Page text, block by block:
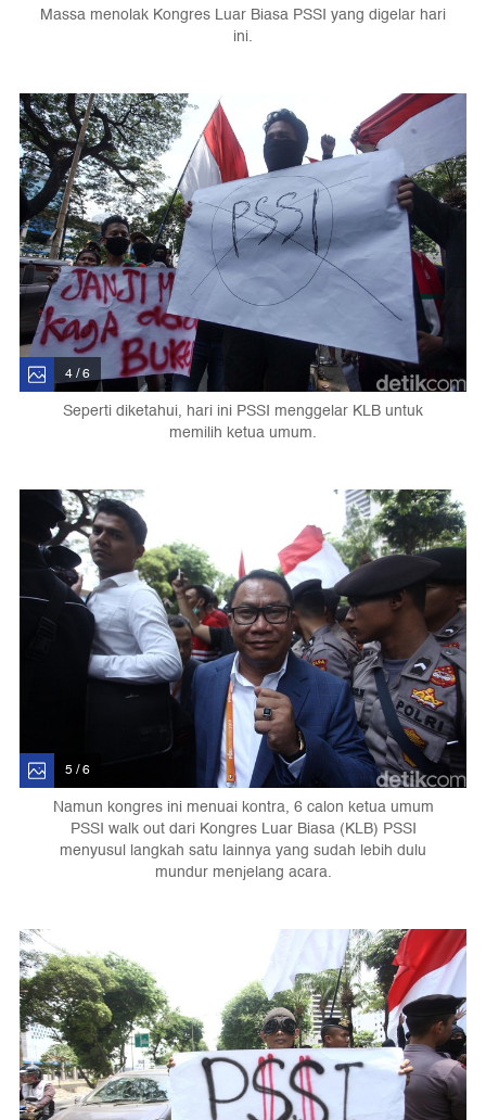
Massa menolak Kongres Luar Biasa PSSI yang digelar hari
ini.
4 / 6
Seperti diketahui, hari ini PSSI menggelar KLB untuk
memilih ketua umum.
5 / 6
Namun kongres ini menuai kontra, 6 calon ketua umum
PSSI walk out dari Kongres Luar Biasa (KLB) PSSI
menyusul langkah satu lainnya yang sudah lebih dulu
mundur menjelang acara.